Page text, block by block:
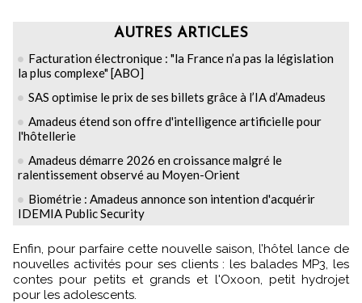
AUTRES ARTICLES
Facturation électronique : "la France n’a pas la législation
la plus complexe" [ABO]
SAS optimise le prix de ses billets grâce à l’IA d’Amadeus
Amadeus étend son offre d'intelligence artificielle pour
l'hôtellerie
Amadeus démarre 2026 en croissance malgré le
ralentissement observé au Moyen-Orient
Biométrie : Amadeus annonce son intention d'acquérir
IDEMIA Public Security
Enfin, pour parfaire cette nouvelle saison, l’hôtel lance de
nouvelles activités pour ses clients : les balades MP3, les
contes pour petits et grands et l'Oxoon, petit hydrojet
pour les adolescents.